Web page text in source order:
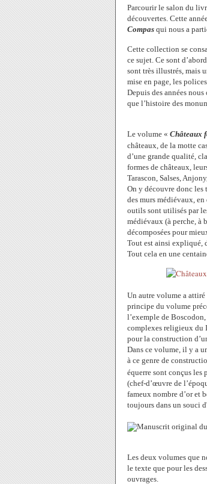
Parcourir le salon du
découvertes. Cette
Compas qui nous a
Cette collection se
ce sujet. Ce sont
sont très illustrés, mais
mise en page, les
Depuis des années
que l’histoire des
Le volume « Châteaux
châteaux, de la motte
d’une grande qualité,
formes de châteaux,
Tarascon, Salses,
On y découvre donc les
des murs médiévaux,
outils sont utilisés par
médiévaux (à perche, à
décomposées pour
Tout est ainsi expliqué,
Tout cela en une
Un autre volume a
principe du volume
l’exemple de
complexes religieux du
pour la construction
Dans ce volume, il y a
à ce genre de
équerre sont conçus les
(chef-d’œuvre de
fameux nombre d’or et
toujours dans un souci
Les deux volumes que
le texte que pour les
ouvrages.